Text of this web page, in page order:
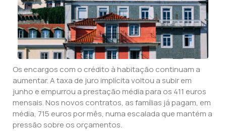
Os encargos com o crédito à habitação continuam a
aumentar. A taxa de juro implícita voltou a subir em
junho e empurrou a prestação média para os 411 euros
mensais. Nos novos contratos, as famílias já pagam, em
média, 715 euros por mês, numa escalada que mantém a
pressão sobre os orçamentos.